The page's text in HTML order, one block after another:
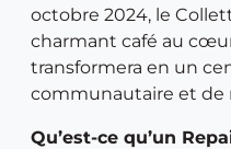
octobre 2024, le
charmant café au
transformera en un
communautaire et de
Qu’est-ce qu’un